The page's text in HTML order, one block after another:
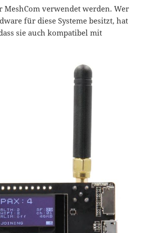
MeshCom verwendet werden. Wer
für diese Systeme besitzt, hat
sie auch kompatibel mit